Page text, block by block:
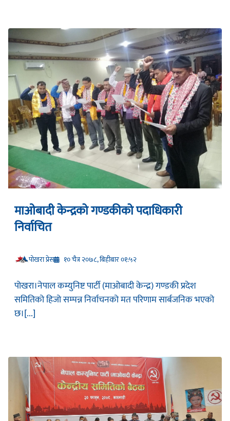
माओबादी केन्द्रको गण्डकीको पदाधिकारी
निर्वाचित
प‍ोखरा प्रेस १० चैत्र २०७८, बिहीबार ०१:५२
पोखरा।नेपाल कम्युनिष्ट पार्टी (माओबादी केन्द्र) गण्डकी प्रदेश
समितिको हिजो सम्पन्न निर्वाचनको मत परिणाम सार्बजनिक भएको
छ।[...]